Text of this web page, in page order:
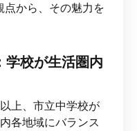
から、その魅力を
学校が生活圏内
上、市立中学校が
各地域にバランス